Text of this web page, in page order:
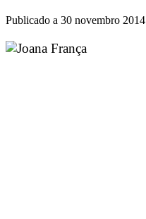
Publicado a 30 novembro 2014